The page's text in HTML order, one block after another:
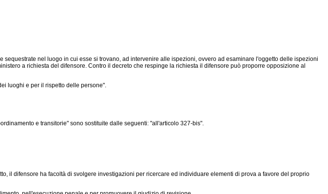
nel luogo in cui esse si trovano, ad intervenire alle ispezioni, ovvero ad esaminare l'oggetto delle ispezioni
a richiesta del difensore. Contro il decreto che respinge la richiesta il difensore può proporre opposizione al
luoghi e per il rispetto delle persone".
e transitorie" sono sostituite dalle seguenti: "all'articolo 327-bis".
il difensore ha facoltà di svolgere investigazioni per ricercare ed individuare elementi di prova a favore del proprio